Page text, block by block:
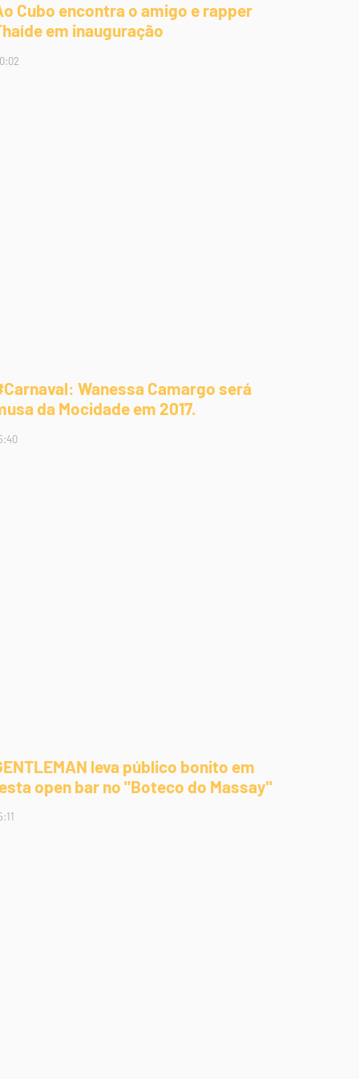
Cubo encontra o amigo e rapper
em inauguração
Wanessa Camargo será
da Mocidade em 2017.
leva público bonito em
open bar no "Boteco do Massay"